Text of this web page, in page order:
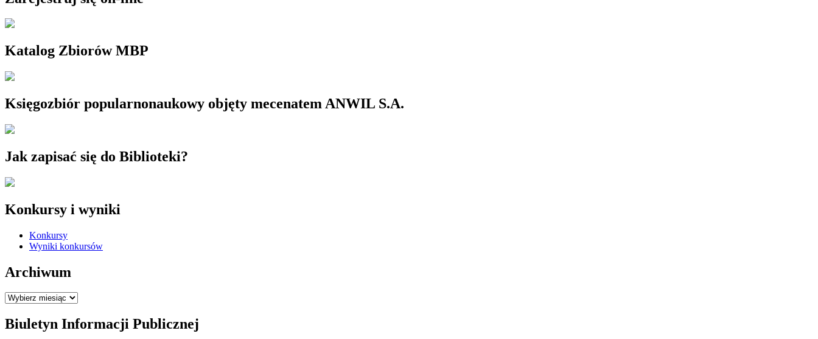
Katalog Zbiorów MBP
Księgozbiór popularnonaukowy objęty mecenatem ANWIL S.A.
Jak zapisać się do Biblioteki?
Konkursy i wyniki
Konkursy
Wyniki konkursów
Archiwum
Archiwum
Biuletyn Informacji Publicznej